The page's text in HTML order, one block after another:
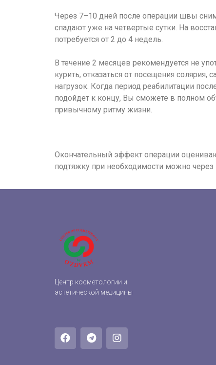
Через 7–10 дней после операции швы
спадают уже на четвертые сутки. На
потребуется от 2 до 4 недель.
В течение 2 месяцев рекомендуется не
курить, отказаться от посещения солярия,
нагрузок. Когда период реабилитации
подойдет к концу, Вы сможете в полном
привычному ритму жизни.
Окончательный эффект операции
подтяжку при необходимости можно через
Центр косметологии и
эстетической медицины